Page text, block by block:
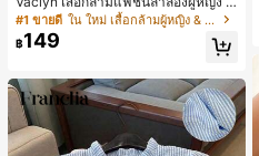
ายแพตช์เวิร์ก แขนกุด คอกลม ติดกระดุ
ม
#1 ขายดี ใน ใหม่ เสื้อกล้ามผู้หญิง & Camis
฿149